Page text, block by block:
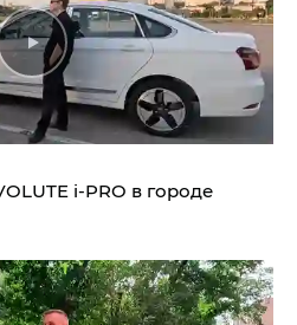
i‑PRO в городе